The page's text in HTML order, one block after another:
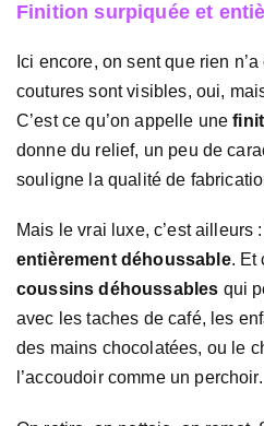
Finition surpiquée et
Ici encore, on sent que rien
coutures sont visibles, oui,
C’est ce qu’on appelle une
donne du relief, un peu de
souligne la qualité de
Mais le vrai luxe, c’est ailleurs
entièrement déhoussable. Et
coussins déhoussables qui
avec les taches de café, les
des mains chocolatées, ou le
l’accoudoir comme un perchoir.